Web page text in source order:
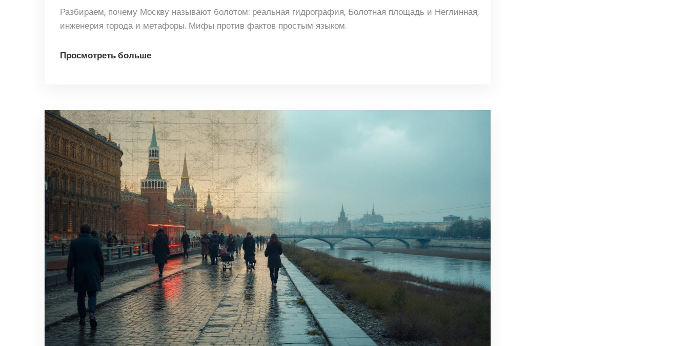
Разбираем, почему Москву называют болотом: реальная гидрография, Болотная площадь и Неглинная,
инженерия города и метафоры. Мифы против фактов простым языком.
Просмотреть больше